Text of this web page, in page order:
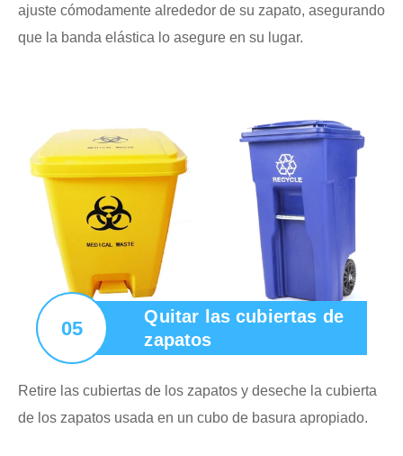
ajuste cómodamente alrededor de su zapato, asegurando
que la banda elástica lo asegure en su lugar.
05
Quitar las cubiertas de
zapatos
Retire las cubiertas de los zapatos y deseche la cubierta
de los zapatos usada en un cubo de basura apropiado.